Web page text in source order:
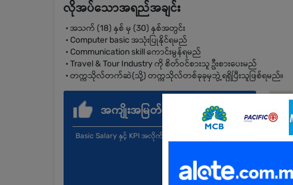
လိုအပ်သောအရည်အချင်း
• အသက် (18) နှစ် မှ (30) နှစ်အတွင်း
• Computer basic အသုံးပြုနိုင်ရမည်
• Communication skill ကောင်းမွန်ရမည်
• Travel & Tour Industry ကို စိတ်ဝင်စားသူ ဦးစားပေးမည်
• တက္ကသိုလ်တက်ဆဲ(သို့) တက္ကသိုလ်တစ်ခုခုမှဘွဲ့ရရှိပြီးသူဖြစ်ရမည်။
အကျိုးအမြတ်
Basic Salary နှင့် KPI အလိုက် Incentive များ